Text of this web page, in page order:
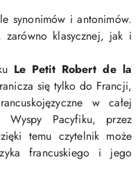
synonimów i antonimów.
zarówno klasycznej, jak i
Le Petit Robert de la
się tylko do Francji,
w całej
Pacyfiku, przez
temu czytelnik może
francuskiego i jego